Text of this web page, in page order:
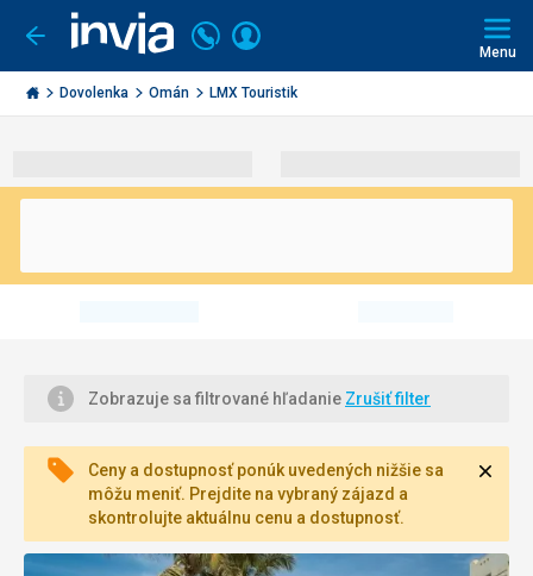
Ísť
späť
Invia.sk
Volajte
+421
2
3221
Prihlásiť
Menu
Dovolenka Omán LMX Touristik
Zobrazuje sa filtrované hľadanie Zrušiť filter
Ceny a dostupnosť ponúk uvedených nižšie sa
môžu meniť. Prejdite na vybraný zájazd a
skontrolujte aktuálnu cenu a dostupnosť.